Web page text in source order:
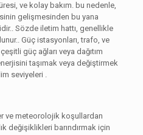
ve kolay bakım. bu nedenle,
gelişmesinden bu yana
Sözde iletim hattı, genellikle
Güç istasyonları, trafo, ve
güç ağları veya dağıtım
taşımak veya değiştirmek
seviyeleri .
ve meteorolojik koşullardan
değişiklikleri barındırmak için